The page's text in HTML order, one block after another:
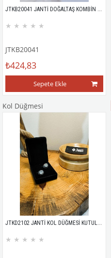
JTKB20041 JANTİ DOĞALTAŞ KOMBİN BİLEKLİK
★ ★ ★ ★ ★
JTKB20041
₺424,83
Sepete Ekle
Kol Düğmesi
JTKD2102 JANTİ KOL DÜĞMESİ KUTULU KRİSTAL TAŞLI YUVARLAK
★ ★ ★ ★ ★